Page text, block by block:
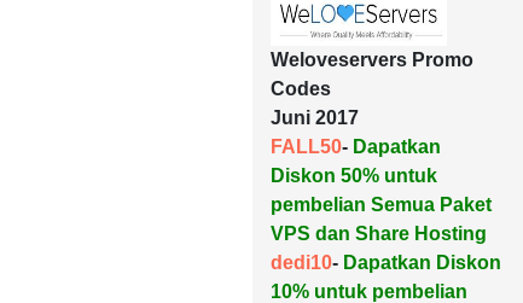
Weloveservers Promo
Codes
Juni 2017
FALL50- Dapatkan
Diskon 50% untuk
pembelian Semua Paket
VPS dan Share Hosting
dedi10- Dapatkan Diskon
10% untuk pembelian